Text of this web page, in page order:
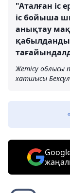
"Аталған іс
іс бойыша
анықтау
Жетісу облысы
хатшысы